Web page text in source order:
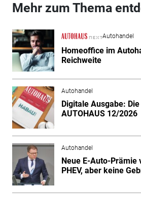
Mehr zum Thema
Autohandel
Homeoffice im
Reichweite
Autohandel
Digitale Ausgabe:
AUTOHAUS 12/2026
Autohandel
Neue E-Auto-Prämie
PHEV, aber keine